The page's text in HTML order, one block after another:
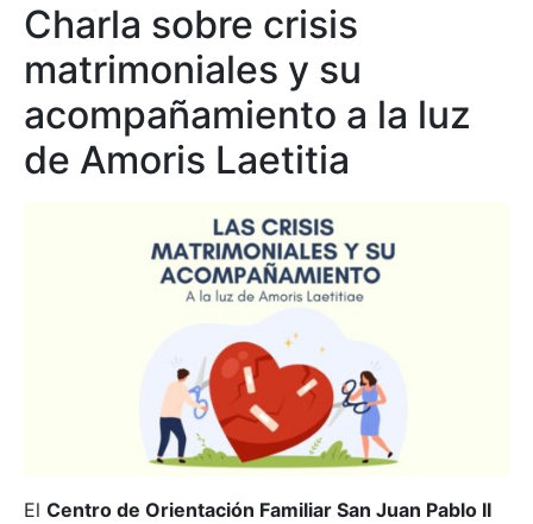
Charla sobre crisis
matrimoniales y su
acompañamiento a la luz
de Amoris Laetitia
El Centro de Orientación Familiar San Juan Pablo II